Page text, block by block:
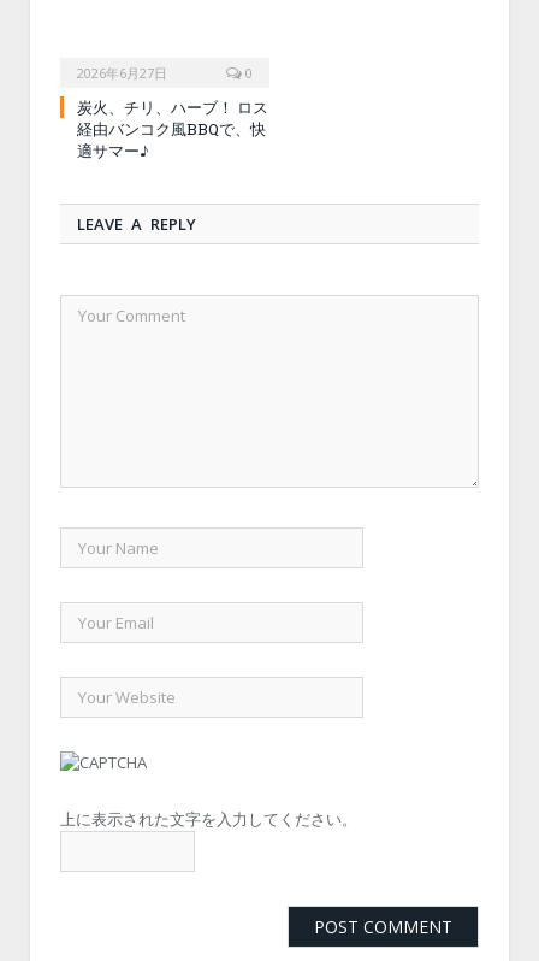
2026年6月27日 0
炭火、チリ、ハーブ！ ロス
経由バンコク風BBQで、快
適サマー♪
LEAVE A REPLY
上に表示された文字を入力してください。